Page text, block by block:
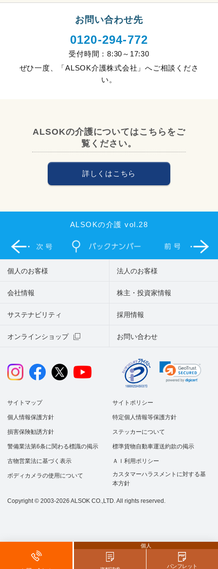
お問い合わせ先
0120-294-772
受付時間：8:30～17:30
ぜひ一度、「ALSOK介護株式会社」へご相談くださ
い。
ALSOKの介護についてはこちらをご
覧ください。
詳しくはこちら
ALSOKの介護 vol.28
個人
パンフレット
個人のお客様 法人のお客様
会社情報 株主・投資家情報
サステナビリティ
オンラインショップ お問い合わせ
採用情報
サイトマップ サイトポリシー
個人情報保護方針 特定個人情報等保護方針
損害保険勧誘方針 ステッカーについて
警備業法第6条に関わる標識の掲示 標準貨物自動車運送約款の掲示
古物営業法に基づく表示 ＡＩ利用ポリシー
ボディカメラの使用について
カスタマーハラスメントに対する基
本方針
Copyright © 2003-2026 ALSOK CO.,LTD. All rights reserved.